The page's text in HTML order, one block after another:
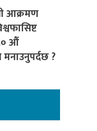
आक्रमण
औं
?